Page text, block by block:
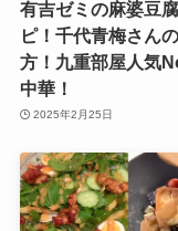
有吉ゼミの麻婆豆
ピ！千代青梅さん
方！九重部屋人気
中華！
2025年2月25日